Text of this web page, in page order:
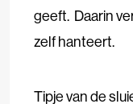
geeft. Daarin
zelf hanteert.
Tipje van de